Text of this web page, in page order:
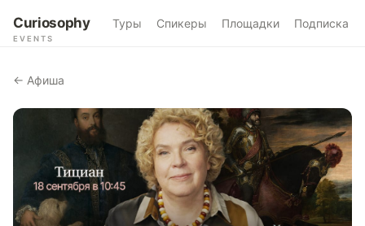
Curiosophy
EVENTS
Туры Спикеры Площадки Подписка
← Афиша